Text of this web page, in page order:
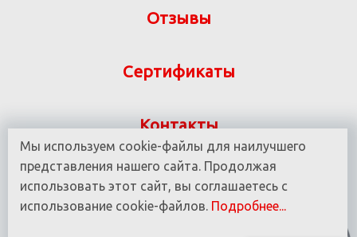
Отзывы
Сертификаты
Контакты
Указанная на сайте информация не является
публичной офертой ООО «ВИТ-М» УНП 190780937
© 2016 - 2025 Все права защищены.
Мы используем cookie-файлы для наилучшего
представления нашего сайта. Продолжая
использовать этот сайт, вы соглашаетесь с
использование cookie-файлов. Подробнее...